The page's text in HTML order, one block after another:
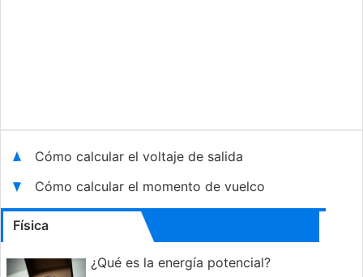
Cómo calcular el voltaje de salida
Cómo calcular el momento de vuelco
Física
¿Qué es la energía potencial?